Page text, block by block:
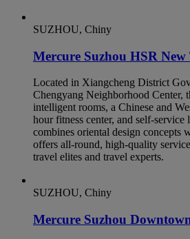
SUZHOU, Chiny
Mercure Suzhou HSR New
Located in Xiangcheng District
Chengyang Neighborhood Center,
intelligent rooms, a Chinese and
hour fitness center, and self-service
combines oriental design concepts
offers all-round, high-quality
travel elites and travel experts.
SUZHOU, Chiny
Mercure Suzhou